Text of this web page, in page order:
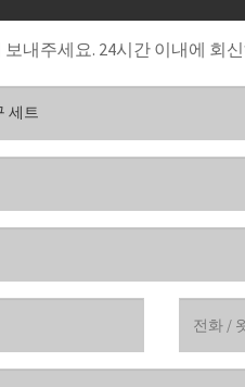
내주세요. 24시간 이내에 회